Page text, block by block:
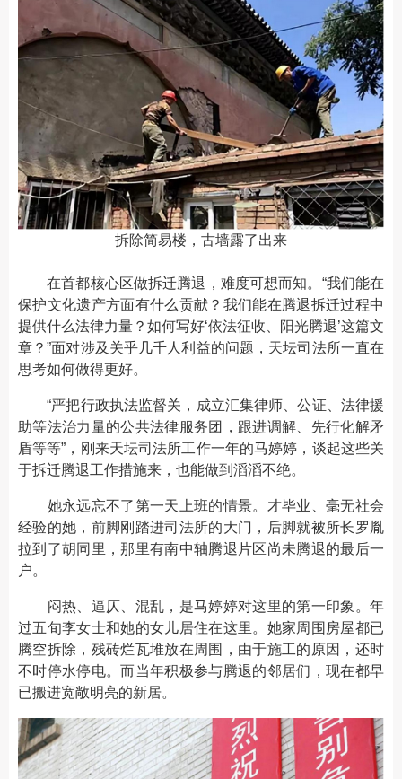
拆除简易楼，古墙露了出来
在首都核心区做拆迁腾退，难度可想而知。“我们能在
保护文化遗产方面有什么贡献？我们能在腾退拆迁过程中
提供什么法律力量？如何写好‘依法征收、阳光腾退’这篇文
章？”面对涉及关乎几千人利益的问题，天坛司法所一直在
思考如何做得更好。
“严把行政执法监督关，成立汇集律师、公证、法律援
助等法治力量的公共法律服务团，跟进调解、先行化解矛
盾等等”，刚来天坛司法所工作一年的马婷婷，谈起这些关
于拆迁腾退工作措施来，也能做到滔滔不绝。
她永远忘不了第一天上班的情景。才毕业、毫无社会
经验的她，前脚刚踏进司法所的大门，后脚就被所长罗胤
拉到了胡同里，那里有南中轴腾退片区尚未腾退的最后一
户。
闷热、逼仄、混乱，是马婷婷对这里的第一印象。年
过五旬李女士和她的女儿居住在这里。她家周围房屋都已
腾空拆除，残砖烂瓦堆放在周围，由于施工的原因，还时
不时停水停电。而当年积极参与腾退的邻居们，现在都早
已搬进宽敞明亮的新居。